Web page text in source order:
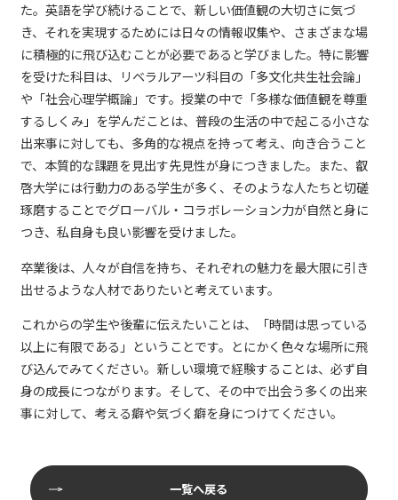
た。英語を学び続けることで、新しい価値観の大切さに気づ
き、それを実現するためには日々の情報収集や、さまざまな場
に積極的に飛び込むことが必要であると学びました。特に影響
を受けた科目は、リベラルアーツ科目の「多文化共生社会論」
や「社会心理学概論」です。授業の中で「多様な価値観を尊重
するしくみ」を学んだことは、普段の生活の中で起こる小さな
出来事に対しても、多角的な視点を持って考え、向き合うこと
で、本質的な課題を見出す先見性が身につきました。また、叡
啓大学には行動力のある学生が多く、そのような人たちと切磋
琢磨することでグローバル・コラボレーション力が自然と身に
つき、私自身も良い影響を受けました。
卒業後は、人々が自信を持ち、それぞれの魅力を最大限に引き
出せるような人材でありたいと考えています。
これからの学生や後輩に伝えたいことは、「時間は思っている
以上に有限である」ということです。とにかく色々な場所に飛
び込んでみてください。新しい環境で経験することは、必ず自
身の成長につながります。そして、その中で出会う多くの出来
事に対して、考える癖や気づく癖を身につけてください。
一覧へ戻る